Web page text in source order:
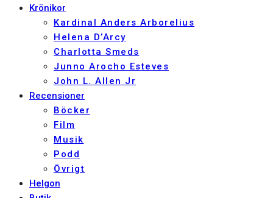
Krönikor
Kardinal Anders Arborelius
Helena D’Arcy
Charlotta Smeds
Junno Arocho Esteves
John L. Allen Jr
Recensioner
Böcker
Film
Musik
Podd
Övrigt
Helgon